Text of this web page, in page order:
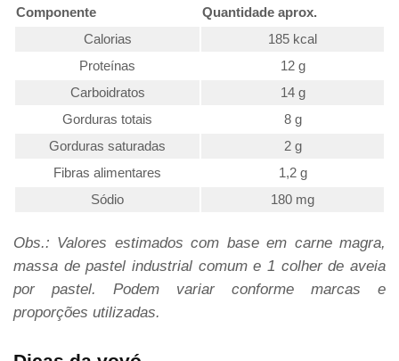
Componente
Quantidade aprox.
Calorias
185 kcal
Proteínas
12 g
Carboidratos
14 g
Gorduras totais
8 g
Gorduras saturadas
2 g
Fibras alimentares
1,2 g
Sódio
180 mg
Obs.: Valores estimados com base em carne magra,
massa de pastel industrial comum e 1 colher de aveia
por pastel. Podem variar conforme marcas e
proporções utilizadas.